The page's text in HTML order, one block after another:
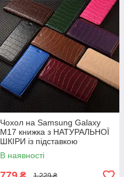
Чохол на Samsung Galaxy
M17 книжка з НАТУРАЛЬНОЇ
ШКІРИ із підставкою
візитницею протиударний
магнітний "LUXOR"
В наявності